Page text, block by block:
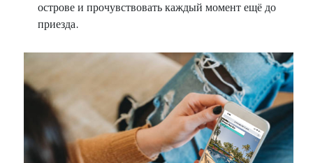
острове и прочувствовать каждый момент ещё до
приезда.